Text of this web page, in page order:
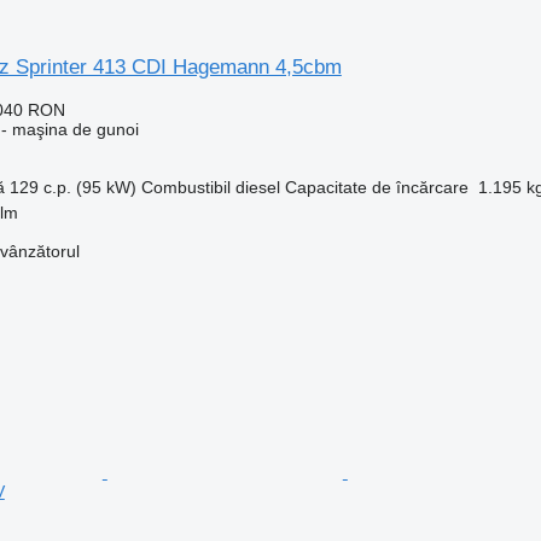
Sprinter 413 CDI Hagemann 4,5cbm
RON
maşina de gunoi
129 c.p. (95 kW) Combustibil diesel Capacitate de încărcare 1.195